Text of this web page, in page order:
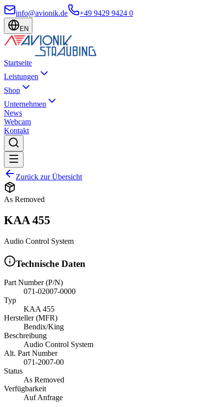
info@avionik.de +49 9429 9424 0
EN
Startseite
Leistungen
Shop
Unternehmen
News
Webcam
Kontakt
Zurück zur Übersicht
As Removed
KAA 455
Audio Control System
Technische Daten
Part Number (P/N)
071-02007-0000
Typ
KAA 455
Hersteller (MFR)
Bendix/King
Beschreibung
Audio Control System
Alt. Part Number
071-2007-00
Status
As Removed
Verfügbarkeit
Auf Anfrage